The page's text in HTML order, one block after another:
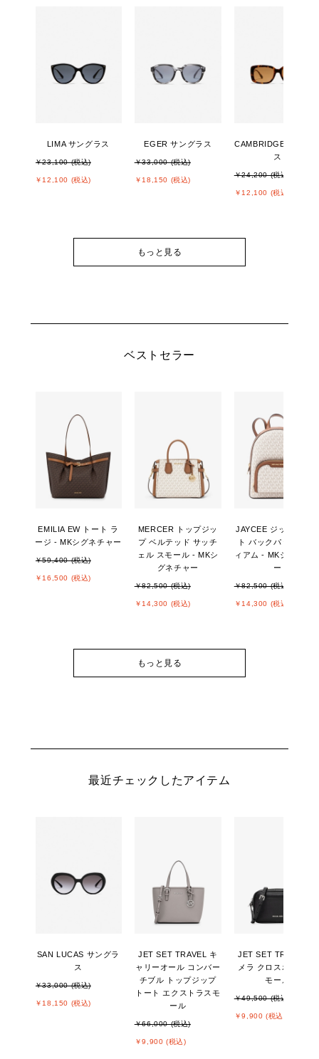
LIMA サングラス
￥23,100 (税込)
￥12,100 (税込)
EGER サングラス
￥33,000 (税込)
￥18,150 (税込)
CAMBRIDGE サング
ス
￥24,200 (税込)
￥12,100 (税込)
もっと見る
ベストセラー
EMILIA EW トート ラ
ージ - MKシグネチャー
￥59,400 (税込)
￥16,500 (税込)
MERCER トップジッ
プ ベルテッド サッチ
ェル スモール - MKシ
グネチャー
￥82,500 (税込)
￥14,300 (税込)
JAYCEE ジップポケッ
ト バックパック ミデ
ィアム - MKシグネチ
ー
￥82,500 (税込)
￥14,300 (税込)
もっと見る
最近チェックしたアイテム
SAN LUCAS サングラ
ス
￥33,000 (税込)
￥18,150 (税込)
JET SET TRAVEL キ
ャリーオール コンバー
チブル トップジップ
トート エクストラスモ
ール
￥66,000 (税込)
￥9,900 (税込)
JET SET TRAVEL カ
メラ クロスボディ ス
モール
￥49,500 (税込)
￥9,900 (税込)